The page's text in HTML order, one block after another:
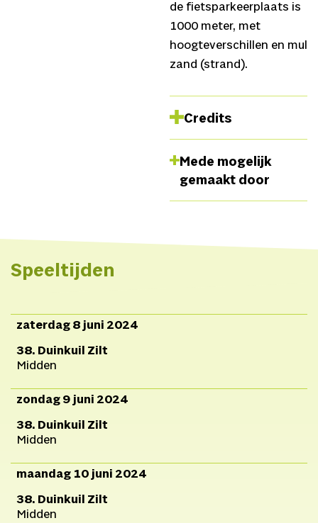
de fietsparkeerplaats is
1000 meter, met
hoogteverschillen en mul
zand (strand).
Credits
Strijbos & Van Rijswijk,
OntwerpMarc van Vliet,
van der Meer, Linde
Mede mogelijk
gemaakt door
Speeltijden
zaterdag 8 juni 2024
38. Duinkuil Zilt
Midden
zondag 9 juni 2024
38. Duinkuil Zilt
Midden
maandag 10 juni 2024
38. Duinkuil Zilt
Midden